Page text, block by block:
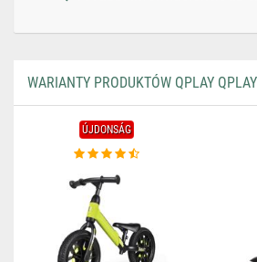
WARIANTY PRODUKTÓW QPLAY QPLAY
ÚJDONSÁG